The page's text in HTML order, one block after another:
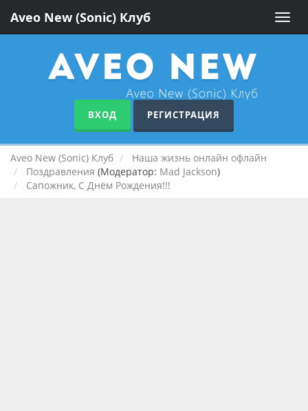
Toggle
Aveo New (Sonic) Клуб
ВХОД РЕГИСТРАЦИЯ
Aveo New (Sonic) Клуб
Наша жизнь онлайн офлайн
Поздравления (Модератор: Mad Jackson)
Сапожник, С Днём Рождения!!!